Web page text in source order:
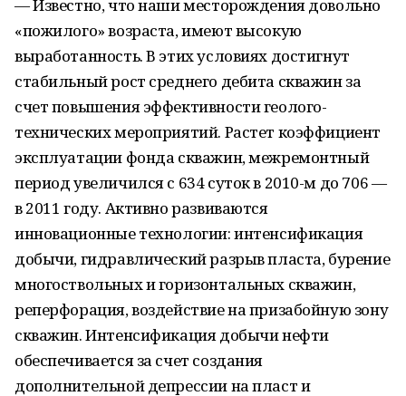
— Известно, что наши месторождения довольно
«пожилого» возраста, имеют высокую
выработанность. В этих условиях достигнут
стабильный рост среднего дебита скважин за
счет повышения эффективности геолого-
технических мероприятий. Растет коэффициент
эксплуатации фонда скважин, межремонтный
период увеличился с 634 суток в 2010-м до 706 —
в 2011 году. Активно развиваются
инновационные технологии: интенсификация
добычи, гидравлический разрыв пласта, бурение
многоствольных и горизонтальных скважин,
реперфорация, воздействие на призабойную зону
скважин. Интенсификация добычи нефти
обеспечивается за счет создания
дополнительной депрессии на пласт и